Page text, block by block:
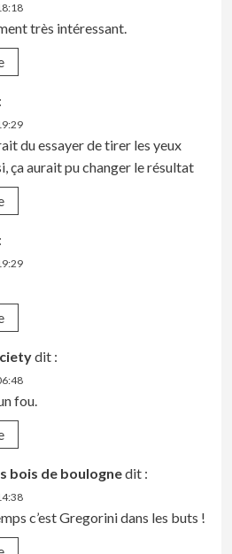
très intéressant.
du essayer de tirer les yeux
ça aurait pu changer le résultat
dit :
fou.
bois de boulognedit :
c’est Gregorini dans les buts !